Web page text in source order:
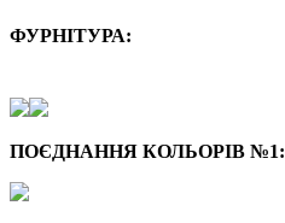
ФУРНІТУРА:
ПОЄДНАННЯ КОЛЬОРІВ №1: